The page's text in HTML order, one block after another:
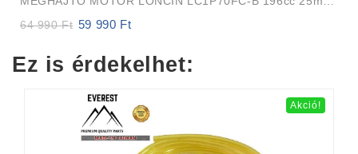
64 990Ft
Original
64
59 990 Ft
59
Ez is érdekelhet:
Akció!